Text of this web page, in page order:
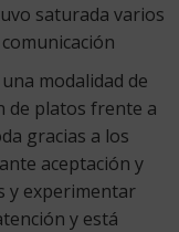
saturada varios
modalidad de
de platos frente a
gracias a los
aceptación y
y experimentar
y está